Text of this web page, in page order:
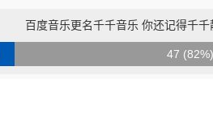
百度音乐更名千千音乐 你还记得千
47 (82%)